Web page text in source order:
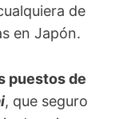
de
en Japón.
puestos de
, que seguro